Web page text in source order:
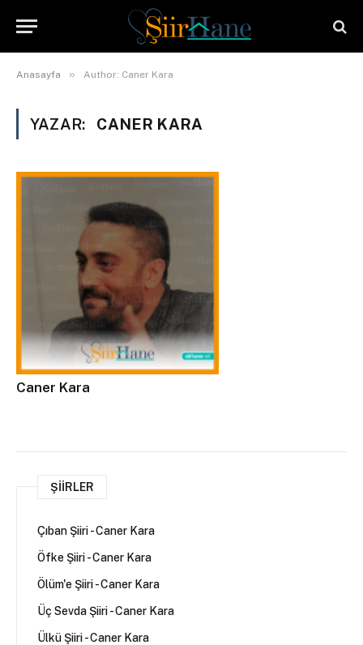
Anasayfa » Author: Caner Kara
YAZAR: CANER KARA
Caner Kara
ŞIIRLER
Çıban Şiiri - Caner Kara
Öfke Şiiri - Caner Kara
Ölüm'e Şiiri - Caner Kara
Üç Sevda Şiiri - Caner Kara
Ülkü Şiiri - Caner Kara